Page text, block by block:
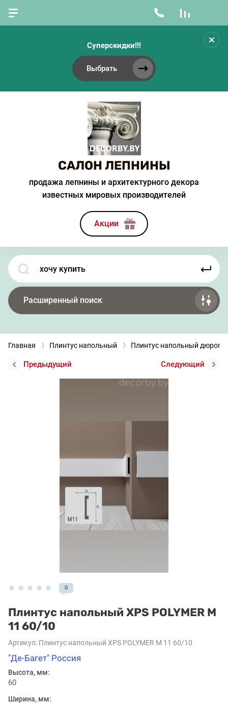
Суперскидки!!!
Выбрать
САЛОН ЛЕПНИНЫ
продажа лепнины и архитектурного декора
известных мировых производителей
Акции
Расширенный поиск
Главная Плинтус напольный Плинтус напольный
Предыдущий Следующий
0
Плинтус напольный XPS POLYMER М
11 60/10
Артикул: Плинтус напольный XPS POLYMER М 11 60/10
"Де-Багет" Россия
Высота, мм:
60
Ширина, мм: